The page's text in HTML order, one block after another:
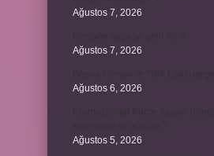
Ağustos 7, 2026
Ağustos 7, 2026
Ağustos 6, 2026
Ağustos 5, 2026